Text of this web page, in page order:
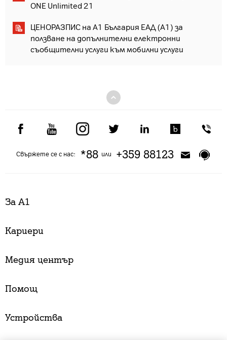
ONE Unlimited 21
ЦЕНОРАЗПИС на А1 България ЕАД (А1) за
ползване на допълнителни електронни
съобщителни услуги към мобилни услуги
Свържете се с нас: *88или +359 88123
За А1
Кариери
Медия център
Помощ
Устройства